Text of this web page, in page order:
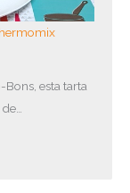
esta tarta